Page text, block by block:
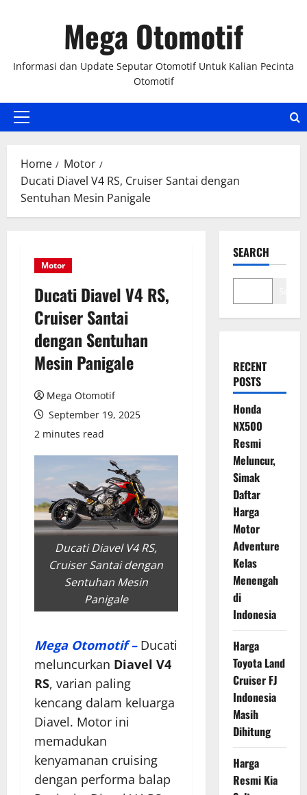
Mega Otomotif
Informasi dan Update Seputar Otomotif Untuk Kalian Pecinta
Otomotif
Primary
Home
Motor
Ducati Diavel V4 RS, Cruiser Santai dengan
Sentuhan Mesin Panigale
Motor
Ducati Diavel V4 RS,
Cruiser Santai
dengan Sentuhan
Mesin Panigale
Mega Otomotif
September 19, 2025
2 minutes read
Ducati Diavel V4 RS,
Cruiser Santai dengan
Sentuhan Mesin
Panigale
Mega Otomotif –Ducati
meluncurkan Diavel V4
RS, varian paling
kencang dalam keluarga
Diavel. Motor ini
memadukan
kenyamanan cruising
dengan performa balap
SEARCH
RECENT
POSTS
Honda
NX500
Resmi
Meluncur,
Simak
Daftar
Harga
Motor
Adventure
Kelas
Menengah
di
Indonesia
Harga
Toyota Land
Cruiser FJ
Indonesia
Masih
Dihitung
Harga
Resmi Kia